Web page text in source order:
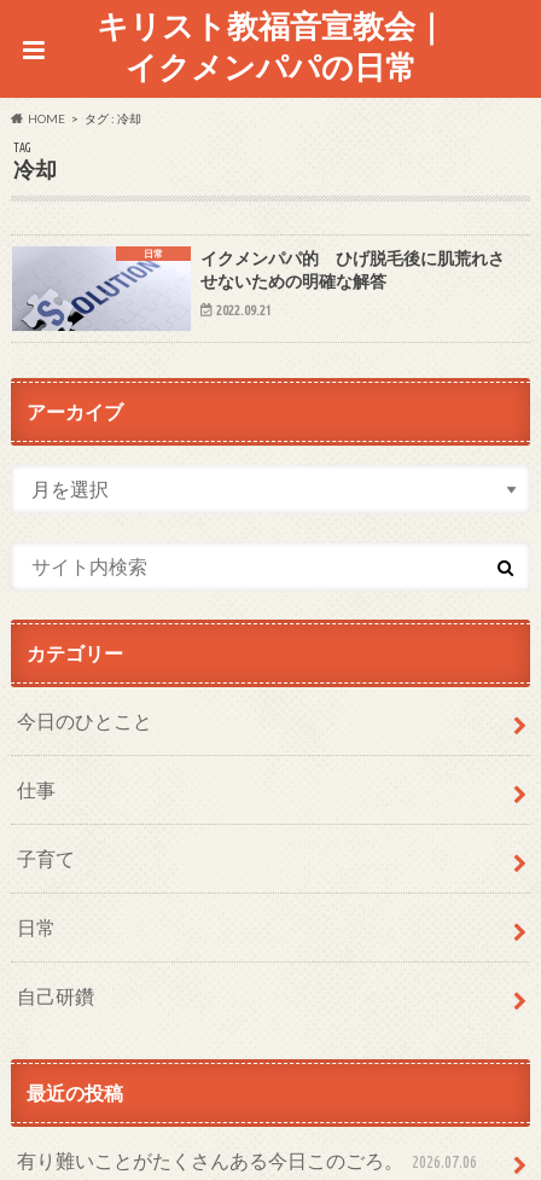
キリスト教福音宣教会｜
イクメンパパの日常
HOME タグ : 冷却
TAG
冷却
日常
イクメンパパ的 ひげ脱毛後に肌荒れさ
せないための明確な解答
2022.09.21
アーカイブ
カテゴリー
今日のひとこと
仕事
子育て
日常
自己研鑽
最近の投稿
有り難いことがたくさんある今日このごろ。 2026.07.06